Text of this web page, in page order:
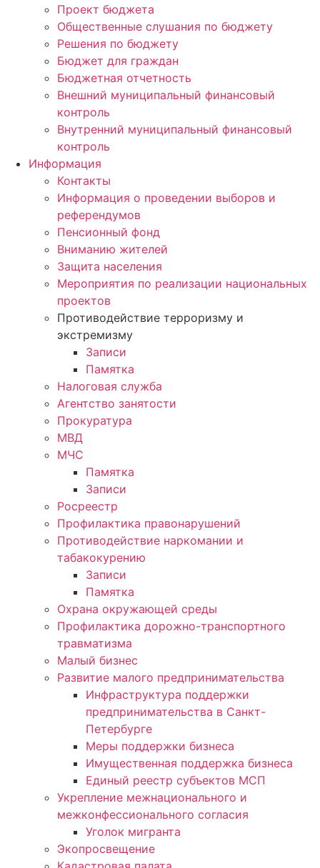
Проект бюджета
Общественные слушания по бюджету
Решения по бюджету
Бюджет для граждан
Бюджетная отчетность
Внешний муниципальный финансовый
контроль
Внутренний муниципальный финансовый
контроль
Информация
Контакты
Информация о проведении выборов и
референдумов
Пенсионный фонд
Вниманию жителей
Защита населения
Мероприятия по реализации национальных
проектов
Противодействие терроризму и
экстремизму
Записи
Памятка
Налоговая служба
Агентство занятости
Прокуратура
МВД
МЧС
Памятка
Записи
Росреестр
Профилактика правонарушений
Противодействие наркомании и
табакокурению
Записи
Памятка
Охрана окружающей среды
Профилактика дорожно-транспортного
травматизма
Малый бизнес
Развитие малого предпринимательства
Инфраструктура поддержки
предпринимательства в Санкт-
Петербурге
Меры поддержки бизнеса
Имущественная поддержка бизнеса
Единый реестр субъектов МСП
Укрепление межнационального и
межконфессионального согласия
Уголок мигранта
Экопросвещение